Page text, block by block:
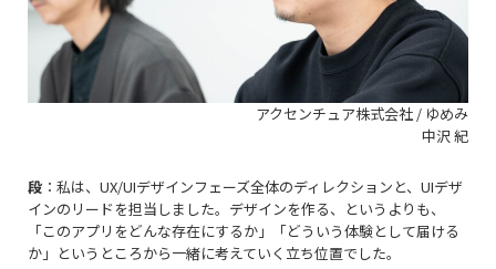
アクセンチュア株式会社 / ゆめみ
中沢 紀
段 ：私は、UX/UIデザインフェーズ全体のディレクションと、UIデザ
インのリードを担当しました。デザインを作る、というよりも、
「このアプリをどんな存在にするか」「どういう体験として届ける
か」というところから一緒に考えていく立ち位置でした。